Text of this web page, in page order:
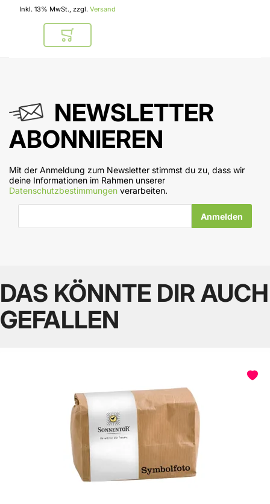
Inkl. 13% MwSt., zzgl. Versand
In den Warenkorb
NEWSLETTER
ABONNIEREN
Mit der Anmeldung zum Newsletter stimmst du zu, dass wir
deine Informationen im Rahmen unserer
Datenschutzbestimmungen verarbeiten.
E-Mail-Adresse
DAS KÖNNTE DIR AUCH
GEFALLEN